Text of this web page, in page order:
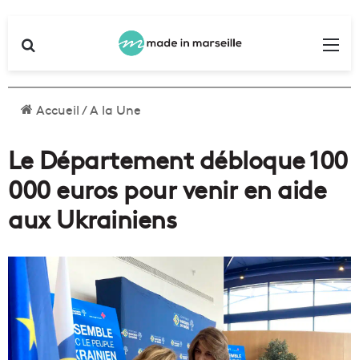
Accueil/A la Une
Le Département débloque 100
000 euros pour venir en aide
aux Ukrainiens